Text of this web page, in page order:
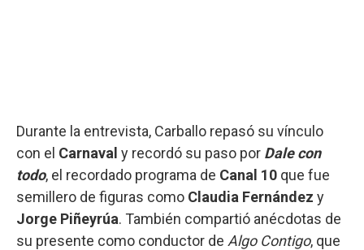
Durante la entrevista, Carballo repasó su vínculo
con el Carnaval y recordó su paso por Dale con
todo, el recordado programa de Canal 10 que fue
semillero de figuras como Claudia Fernández y
Jorge Piñeyrúa. También compartió anécdotas de
su presente como conductor de Algo Contigo, que